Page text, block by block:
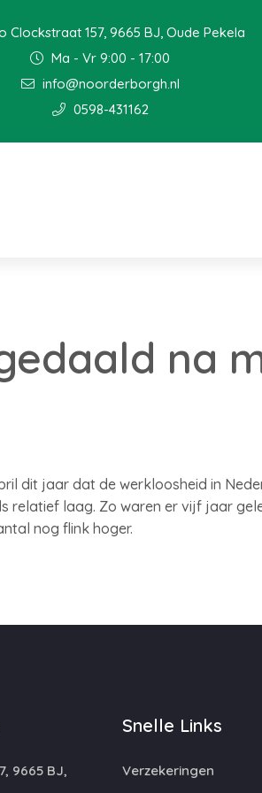
Clockstraat 157, 9665 BJ, Oude Pekela
Ma - Vr 9:00 - 17:00
info@noorderborgh.nl
0598-431162
na
dit jaar dat de werkloosheid in
relatief laag. Zo waren er vijf jaar
nog flink hoger.
9665 BJ,
Snelle Links
Verzekeringen